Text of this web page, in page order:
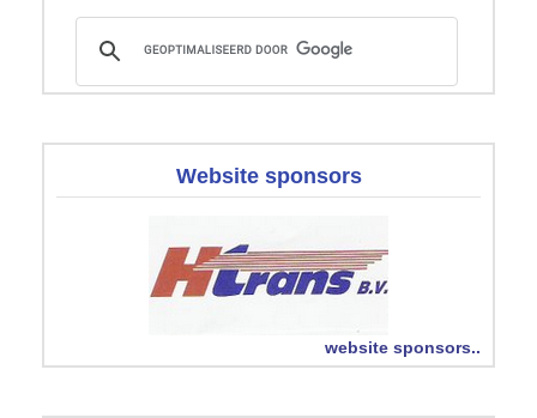
Website sponsors
website sponsors..